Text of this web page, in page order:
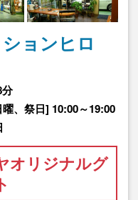
ョンヒロ
、祭日] 10:00～19:00
オリジナルグ